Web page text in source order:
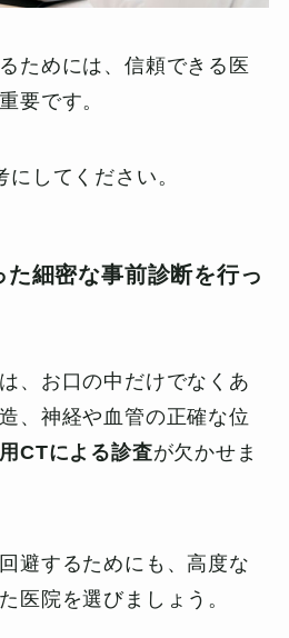
ためには、信頼できる医
要です。
してください。
細密な事前診断を行っ
、お口の中だけでなくあ
、神経や血管の正確な位
CTによる診査が欠かせま
避するためにも、高度な
医院を選びましょう。